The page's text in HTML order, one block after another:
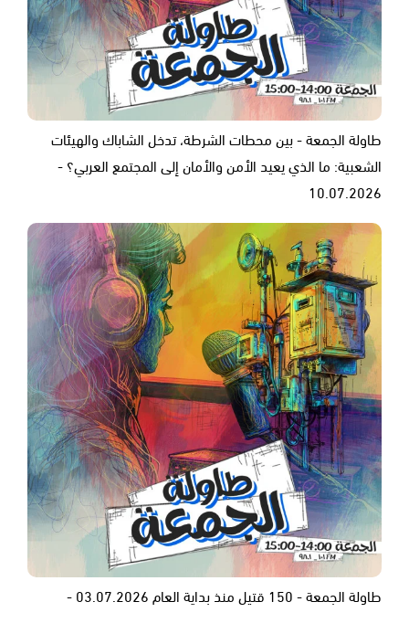
طاولة الجمعة - بين محطات الشرطة، تدخل الشاباك والهيئات
الشعبية: ما الذي يعيد الأمن والأمان إلى المجتمع العربي؟ -
10.07.2026
طاولة الجمعة - 150 قتيل منذ بداية العام 03.07.2026 -